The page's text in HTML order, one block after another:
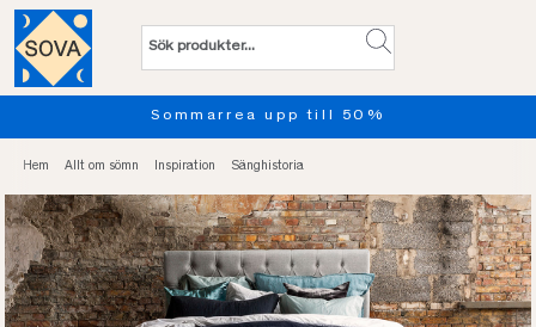
Sommarrea upp till 50%
Hem Allt om sömn Inspiration Sänghistoria